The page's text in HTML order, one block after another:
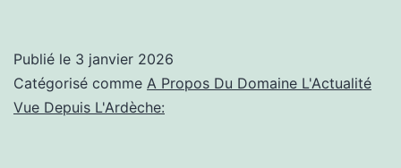
Villefranche
Publié le 3 janvier 2026
Catégorisé comme A Propos Du Domaine L'Actualité
Vue Depuis L'Ardèche: